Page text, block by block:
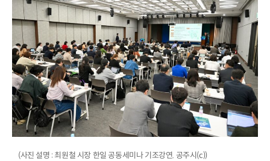
(사진 설명 : 최원철 시장 한일 공동세미나 기조강연. 공주시(c))